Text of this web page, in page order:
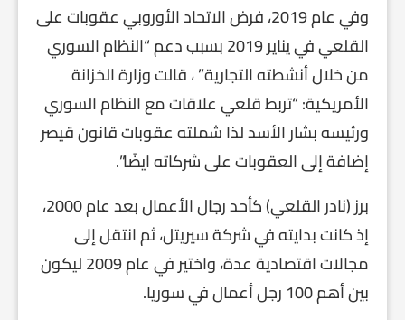
وفي عام 2019، فرض الاتحاد الأوروبي عقوبات على
القلعي في يناير 2019 بسبب دعم “النظام السوري
من خلال أنشطته التجارية” ، قالت وزارة الخزانة
الأمريكية: “تربط قلعي علاقات مع النظام السوري
ورئيسه بشار الأسد لذا شملته عقوبات قانون قيصر
إضافة إلى العقوبات على شركاته ايضًا”.
برز (نادر القلعي) كأحد رجال الأعمال بعد عام 2000،
إذ كانت بدايته في شركة سيريتل، ثم انتقل إلى
مجالات اقتصادية عدة، واختير في عام 2009 ليكون
بين أهم 100 رجل أعمال في سوريا.